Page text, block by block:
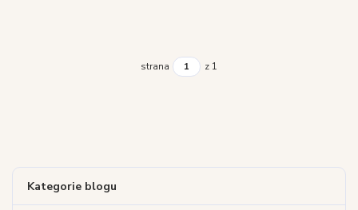
Kategorie blogu
strana z 1